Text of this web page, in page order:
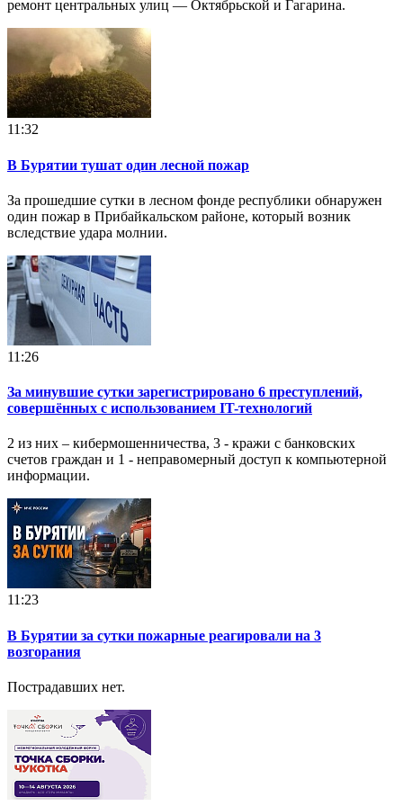
ремонт центральных улиц — Октябрьской и Гагарина.
11:32
В Бурятии тушат один лесной пожар
За прошедшие сутки в лесном фонде республики обнаружен
один пожар в Прибайкальском районе, который возник
вследствие удара молнии.
11:26
За минувшие сутки зарегистрировано 6 преступлений,
совершённых с использованием IT-технологий
2 из них – кибермошенничества, 3 - кражи с банковских
счетов граждан и 1 - неправомерный доступ к компьютерной
информации.
11:23
В Бурятии за сутки пожарные реагировали на 3
возгорания
Пострадавших нет.